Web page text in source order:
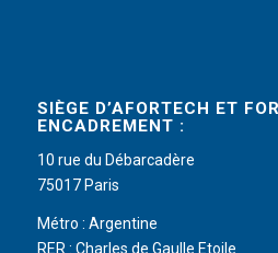
SIÈGE D’AFORTECH ET
ENCADREMENT :
10 rue du Débarcadère
75017 Paris
Métro : Argentine
RER : Charles de Gaulle Etoile